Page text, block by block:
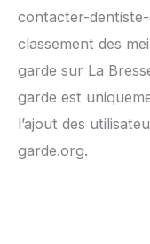
contacter-
classement des
garde sur La
garde est
l’ajout des
garde.org.